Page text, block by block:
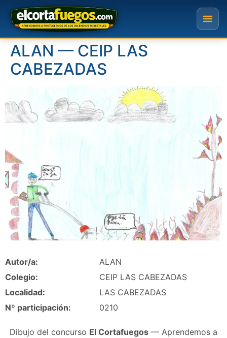
ALAN — CEIP LAS
CABEZADAS
Autor/a:
ALAN
Colegio:
CEIP LAS CABEZADAS
Localidad:
LAS CABEZADAS
Nº participación:
0210
Dibujo del concurso El Cortafuegos — Aprendemos a